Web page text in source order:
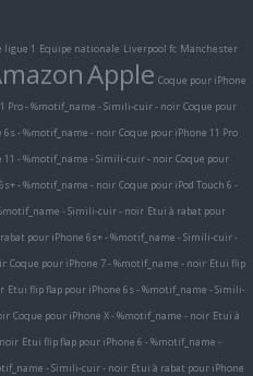
ligue 1 Equipe nationale Liverpool fc Manchester
Apple Coque pour iPhone
Pro - %motif_name - Simili-cuir - noir Coque pour
6s - %motif_name - noir Coque pour iPhone 11 Pro
11 - %motif_name - Simili-cuir - noir Coque pour
- %motif_name - noir Coque pour iPod Touch 6 -
- Simili-cuir - noir Etui à rabat pour
pour iPhone 6s+ - %motif_name - Simili-cuir -
Coque pour iPhone 7 - %motif_name - noir Etui flip
Etui flip flap pour iPhone 6s - %motif_name - Simili-
Coque pour iPhone X - %motif_name - noir Etui à
Etui flip flap pour iPhone 6 - %motif_name -
- Simili-cuir - noir Etui à rabat pour iPhone